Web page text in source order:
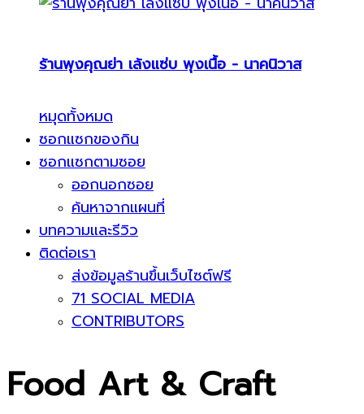
ร้านพุงคุณย่า เล้งแซ่บ พุงเนื้อ - นาคนิวาส
หมุดทั้งหมด
ซอกแซกของกิน
ซอกแซกตามซอย
ออกนอกซอย
ค้นหาจากแผนที่
บทความและรีวิว
ติดต่อเรา
ส่งข้อมูลร้านขึ้นเว็บไซต์ฟรี
71 SOCIAL MEDIA
CONTRIBUTORS
Food Art & Craft